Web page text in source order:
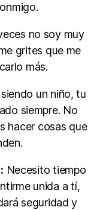
no soy muy
grites que me
más.
un niño, tu
siempre. No
hacer cosas que
Necesito tiempo
unida a tí,
seguridad y